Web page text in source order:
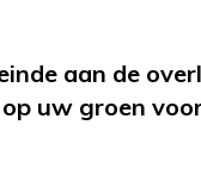
aan de
uw groen